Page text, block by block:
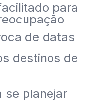
para
de datas
destinos de
se planejar